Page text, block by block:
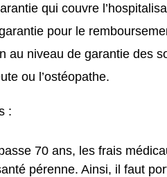
qui couvre
pour le
au niveau de garantie des
ou l’ostéopathe.
:
70 ans, les frais
pérenne. Ainsi, il faut